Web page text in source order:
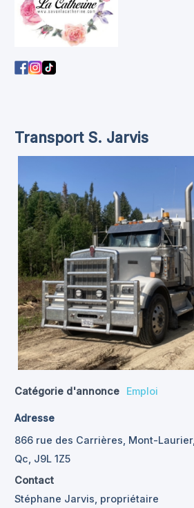
Transport S. Jarvis
Catégorie d'annonce Emploi
Adresse
866 rue des Carrières, Mont-Laurier,
Qc, J9L 1Z5
Contact
Stéphane Jarvis, propriétaire